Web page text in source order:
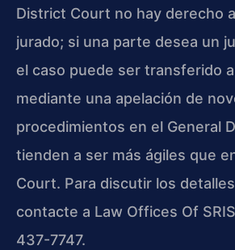
District Court no hay derecho
jurado; si una parte desea un
el caso puede ser transferido
mediante una apelación de
procedimientos en el General
tienden a ser más ágiles que
Court. Para discutir los
contacte a Law Offices Of
437-7747.